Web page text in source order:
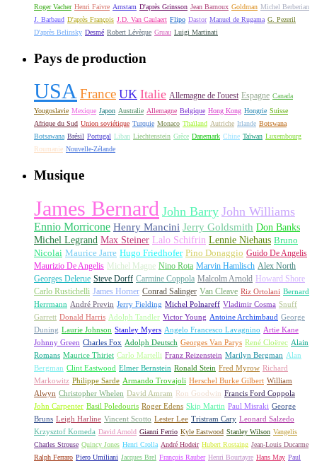
Roger Vacher Henri Faivre Arnstam D'après Grinsson Jean Barnoux Goldman Michel Berberian
J. Barbaud D'après François J.D. Van Caulaert Flipo Dastor Manuel de Rugama G. Pezeril
D'après Belinsky Desmé Robert Lévèque Gruau Luigi Martinati
Pays de production
USA France UK Italie Allemagne de l'ouest Espagne Canada
Yougoslavie Mexique Japon Australie Allemagne Belgique Hong Kong Hongrie Suisse
Afrique du Sud Union soviétique Turquie Monaco Thaïland Autriche Irlande Botswana
Botsawana Brésil Portugal Liban Liechtenstein Grèce Danemark Chine Taïwan Luxembourg
Roumanie Nouvelle-Zélande
Musique
James Bernard John Barry John Williams
Ennio Morricone Henry Mancini Jerry Goldsmith Don Banks
Michel Legrand Max Steiner Lalo Schifrin Lennie Niehaus Bruno
Nicolai Maurice Jarre Hugo Friedhofer Pino Donaggio Guido De Angelis
Maurizio De Angelis Michel Magne Nino Rota Marvin Hamlisch Alex North
Georges Delerue Steve Dorff Carmine Coppola Malcolm Arnold
Howard Shore
Carlo Rustichelli James Horner Conrad Salinger Van Cleave Riz Ortolani Bernard
Herrmann André Previn Jerry Fielding Michel Polnareff Vladimir Cosma Snuff
Garrett Donald Harris Adolph Tandler Victor Young Antoine Archimbaud George
Duning Laurie Johnson Stanley Myers Angelo Francesco Lavagnino Artie Kane
Johnny Green Charles Fox Adolph Deutsch Georges Van Parys René Cloërec Alain
Romans Maurice Thiriet Carlo Martelli Franz Reizenstein Marilyn Bergman Alan
Bergman Clint Eastwood Elmer Bernstein Ronald Stein Fred Myrow Richard
Markowitz Philippe Sarde Armando Trovajoli Herschel Burke Gilbert William
Alwyn Christopher Whelen David Amram Ron Goodwin Francis Ford Coppola
John Carpenter Basil Poledouris Roger Edens Skip Martin Paul Misraki George
Bruns Leigh Harline Vincent Scotto Lester Lee Tristram Cary Leonard Salzedo
Krzysztof Komeda David Arnold Gianni Ferrio Kyle Eastwood Stanley Wilson Vangelis
Charles Strouse Quincy Jones Henri Crolla André Hodeir Hubert Rostaing Jean-Louis Ducarme
Ralph Ferraro Piero Umiliani Jacques Brel François Rauber Henri Bourtayre Hans May Paul